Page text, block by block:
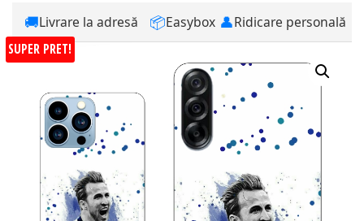
🚚Livrare la adresă 📦Easybox 👤Ridicare personală
SUPER PRET!